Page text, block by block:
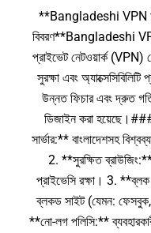
**Bangladeshi VPN
বিবরণ**Bangladeshi
প্রাইভেট নেটওয়ার্ক (VPN)
সুরক্ষা এবং
উন্নত ফিচার এবং দ্রুত গতি
ডিজাইন করা
সার্ভার:** বাংলাদেশসহ
2. **সুরক্ষিত
প্রাইভেসি রক্ষা। 3. **ব্লক
ব্লকড সাইট (যেমন: ফেসবুক,
**নো-লগ পলিসি:**